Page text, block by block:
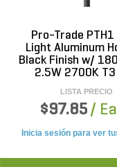
Pro-Trade
Light Aluminum
Black Finish w/
2.5W 2700K T3
LISTA PRECIO
$97.85 /
Inicia sesión para ver